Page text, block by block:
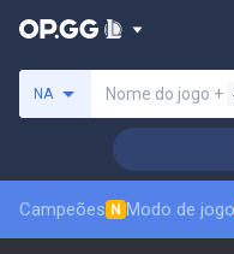
NA Nome do jogo +
Campeões N Modo de jogo